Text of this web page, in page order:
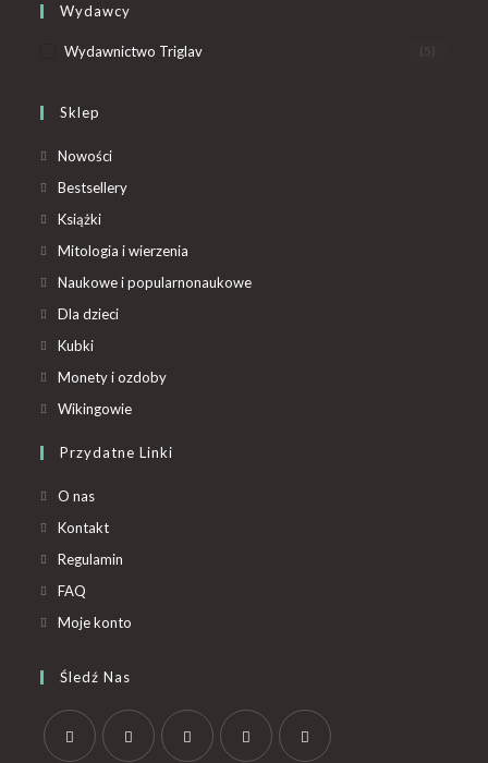
Wydawcy
Wydawnictwo Triglav (5)
Sklep
Nowości
Bestsellery
Książki
Mitologia i wierzenia
Naukowe i popularnonaukowe
Dla dzieci
Kubki
Monety i ozdoby
Wikingowie
Przydatne Linki
O nas
Kontakt
Regulamin
FAQ
Moje konto
Śledź Nas